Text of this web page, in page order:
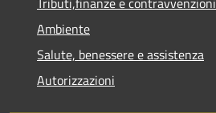
Ambiente
Salute, benessere e assistenza
Autorizzazioni